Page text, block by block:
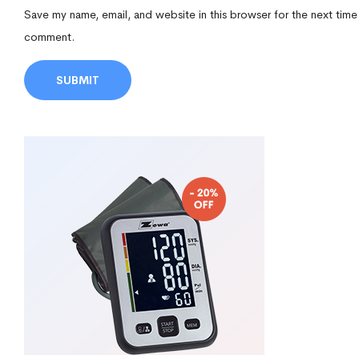
Save my name, email, and website in this browser for the next
comment.